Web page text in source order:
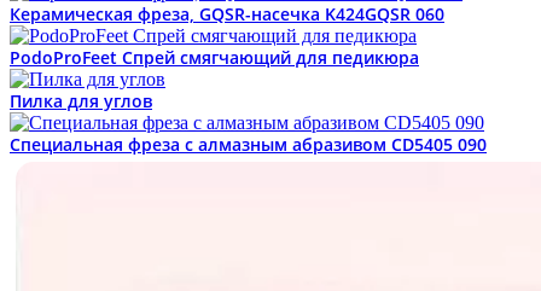
Керамическая фреза, GQSR-насечка K424GQSR 060
PodoProFeet Спрей смягчающий для педикюра
Пилка для углов
Специальная фреза с алмазным абразивом CD5405 090